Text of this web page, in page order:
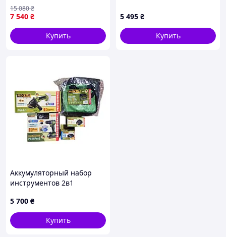
кейсе,Профессиональный
электроинструмен,для
дома qwert
7 540 ₴
15 080₴
Купить
Триммер, Высоторез 2.5м)
36V для сада JGGW_5495
5 495 ₴
Купить
Аккумуляторный набор
инструментов 2в1
Industrial бесщеточный 1
АКБ + ЗУ PROCRAFT PGA22
+ PA18Pro2 AllInOne
5 700 ₴
Купить